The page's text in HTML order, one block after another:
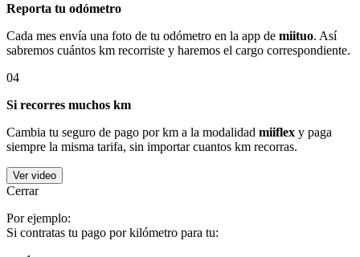
Reporta tu odómetro
Cada mes envía una foto de tu odómetro en la app de miituo. Así
sabremos cuántos km recorriste y haremos el cargo correspondiente.
04
Si recorres muchos km
Cambia tu seguro de pago por km a la modalidad miiflex y paga
siempre la misma tarifa, sin importar cuantos km recorras.
Ver video
Cerrar
Por ejemplo:
Si contratas tu pago por kilómetro para tu: